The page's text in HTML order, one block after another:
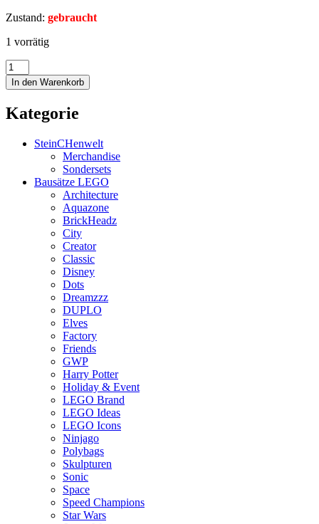
Zustand: gebraucht
1 vorrätig
In den Warenkorb
Kategorie
SteinCHenwelt
Merchandise
Sondersets
Bausätze LEGO
Architecture
Aquazone
BrickHeadz
City
Creator
Classic
Disney
Dots
Dreamzzz
DUPLO
Elves
Factory
Friends
GWP
Harry Potter
Holiday & Event
LEGO Brand
LEGO Ideas
LEGO Icons
Ninjago
Polybags
Skulpturen
Sonic
Space
Speed Champions
Star Wars